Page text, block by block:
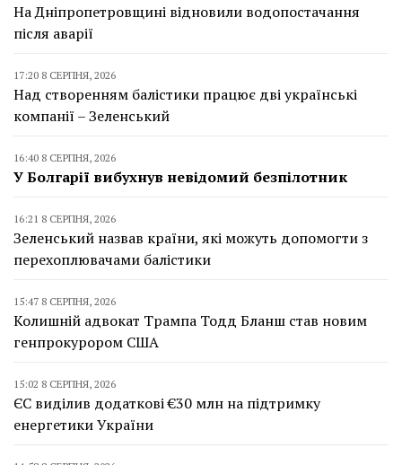
На Дніпропетровщині відновили водопостачання
після аварії
17:20 8 СЕРПНЯ, 2026
Над створенням балістики працює дві українські
компанії – Зеленський
16:40 8 СЕРПНЯ, 2026
У Болгарії вибухнув невідомий безпілотник
16:21 8 СЕРПНЯ, 2026
Зеленський назвав країни, які можуть допомогти з
перехоплювачами балістики
15:47 8 СЕРПНЯ, 2026
Колишній адвокат Трампа Тодд Бланш став новим
генпрокурором США
15:02 8 СЕРПНЯ, 2026
ЄС виділив додаткові €30 млн на підтримку
енергетики України